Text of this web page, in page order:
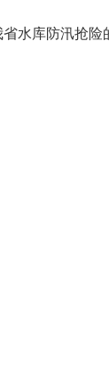
库防汛抢险